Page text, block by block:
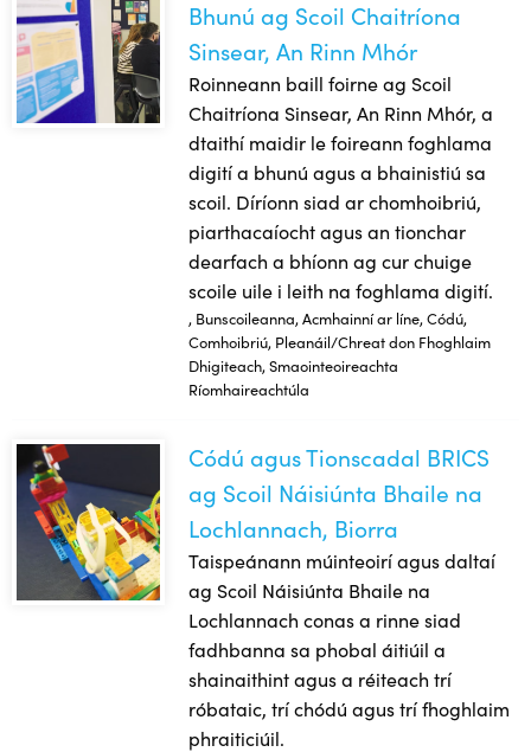
Bhunú ag Scoil Chaitríona
Sinsear, An Rinn Mhór
Roinneann baill foirne ag Scoil
Chaitríona Sinsear, An Rinn Mhór, a
dtaithí maidir le foireann foghlama
digití a bhunú agus a bhainistiú sa
scoil. Díríonn siad ar chomhoibriú,
piarthacaíocht agus an tionchar
dearfach a bhíonn ag cur chuige
scoile uile i leith na foghlama digití.
, Bunscoileanna, Acmhainní ar líne, Códú,
Comhoibriú, Pleanáil/Chreat don Fhoghlaim
Dhigiteach, Smaointeoireachta
Ríomhaireachtúla
Códú agus Tionscadal BRICS ag Scoil Náisiúnta Bhaile na
Códú agus Tionscadal BRICS
ag Scoil Náisiúnta Bhaile na
Lochlannach, Biorra
Taispeánann múinteoirí agus daltaí
ag Scoil Náisiúnta Bhaile na
Lochlannach conas a rinne siad
fadhbanna sa phobal áitiúil a
shainaithint agus a réiteach trí
róbataic, trí chódú agus trí fhoghlaim
phraiticiúil.